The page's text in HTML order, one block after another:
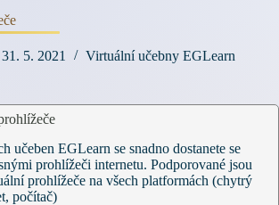
31. 5. 2021 Virtuální učebny EGLearn
učeben EGLearn se snadno dostanete se
prohlížeči internetu. Podporované jsou
prohlížeče na všech platformách (chytrý
počítač)